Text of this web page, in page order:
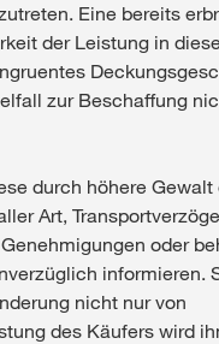
Eine bereits
der Leistung in
zur Beschaffung
durch höhere Gewalt
Art,
oder
informieren.
nicht nur von
des Käufers wird